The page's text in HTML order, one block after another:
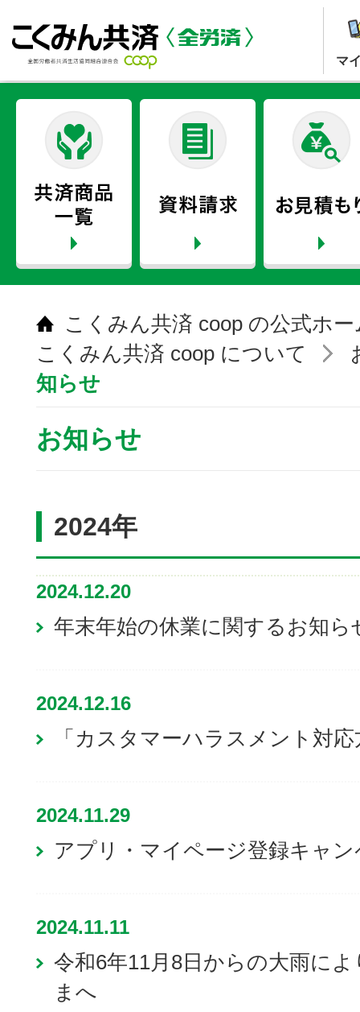
マ
こくみん共済 coop の公式ホ
こくみん共済 coop について
知らせ
お知らせ
2024年
2024.12.20
年末年始の休業に関するお知ら
2024.12.16
「カスタマーハラスメント対
2024.11.29
アプリ・マイページ登録キャ
2024.11.11
令和6年11月8日からの大雨に
まへ